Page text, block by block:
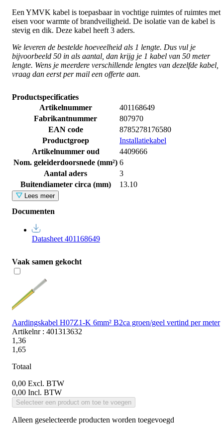
Een YMVK kabel is toepasbaar in vochtige ruimtes of ruimtes met
eisen voor warmte of brandveiligheid. De isolatie van de kabel is
stevig en dik. Deze kabel heeft 3 aders.
We leveren de bestelde hoeveelheid als 1 lengte. Dus vul je
bijvoorbeeld 50 in als aantal, dan krijg je 1 kabel van 50 meter
lengte. Wens je meerdere verschillende lengtes van dezelfde kabel,
vraag dan eerst per mail een offerte aan.
Productspecificaties
Artikelnummer
401168649
Fabrikantnummer
807970
EAN code
8785278176580
Productgroep
Installatiekabel
Artikelnummer oud
4409666
Nom. geleiderdoorsnede (mm²) 6
Aantal aders
3
Buitendiameter circa (mm)
13.10
Lees meer
Documenten
Datasheet 401168649
Vaak samen gekocht
Aardingskabel H07Z1-K 6mm² B2ca groen/geel vertind per meter
Artikelnr : 401313632
1,36
1,65
Totaal
0,00 Excl. BTW
0,00 Incl. BTW
Selecteer een product om toe te voegen
Alleen geselecteerde producten worden toegevoegd